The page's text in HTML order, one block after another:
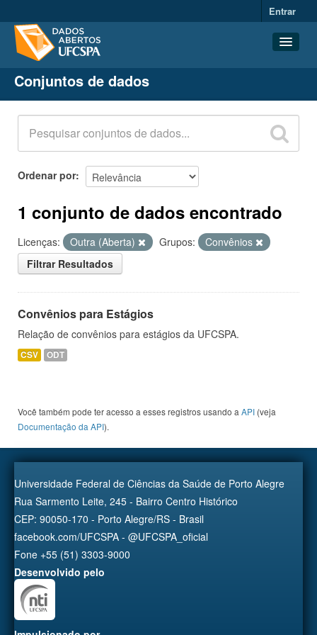
Entrar
Conjuntos de dados
Organizações
Grupos
Sobre
Conjuntos de dados
Ordenar por
1 conjunto de dados encontrado
Licenças: Outra (Aberta) Grupos:
Convênios
Filtrar Resultados
Convênios para Estágios
Relação de convênios para estágios da UFCSPA.
CSV ODT
Você também pode ter acesso a esses registros usando a API (veja
Documentação da API).
Universidade Federal de Ciências da Saúde de Porto Alegre
Rua Sarmento Leite, 245 - Bairro Centro Histórico
CEP: 90050-170 - Porto Alegre/RS - Brasil
facebook.com/UFCSPA - @UFCSPA_oficial
Fone +55 (51) 3303-9000
Desenvolvido pelo